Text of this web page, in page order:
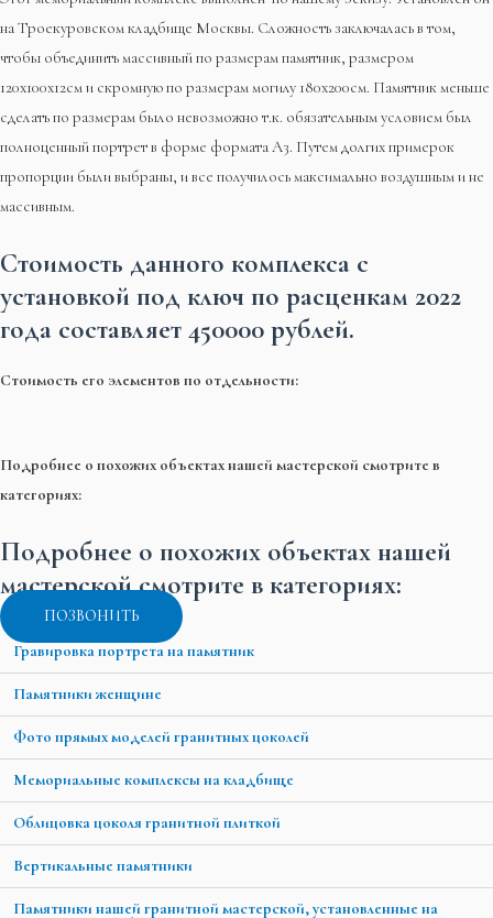
на Троекуровском кладбище Москвы. Сложность заключалась в том,
чтобы объединить массивный по размерам памятник, размером
120х100х12см и скромную по размерам могилу 180х200см. Памятник меньше
сделать по размерам было невозможно т.к. обязательным условием был
полноценный портрет в форме формата А3. Путем долгих примерок
пропорции были выбраны, и все получилось максимально воздушным и не
массивным.
Стоимость данного комплекса с
установкой под ключ по расценкам 2022
года составляет 450000 рублей.
Стоимость его элементов по отдельности:
Подробнее о похожих объектах нашей мастерской смотрите в
категориях:
Подробнее о похожих объектах нашей
мастерской смотрите в категориях:
ПОЗВОНИТЬ
Гравировка портрета на памятник
Памятники женщине
Фото прямых моделей гранитных цоколей
Мемориальные комплексы на кладбище
Облицовка цоколя гранитной плиткой
Вертикальные памятники
Памятники нашей гранитной мастерской, установленные на